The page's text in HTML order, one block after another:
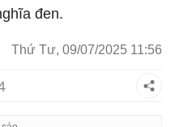
đen.
Thứ Tư, 09/07/2025 11:56